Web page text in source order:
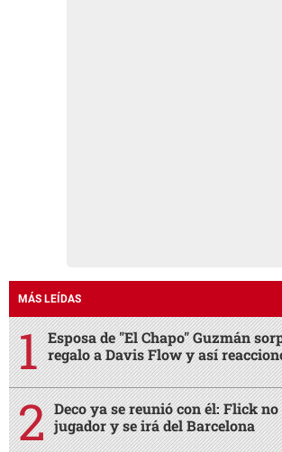
MÁS LEÍDAS
Esposa de "El Chapo" Guzmán
regalo a Davis Flow y así
Deco ya se reunió con él: Flick
jugador y se irá del Barcelona